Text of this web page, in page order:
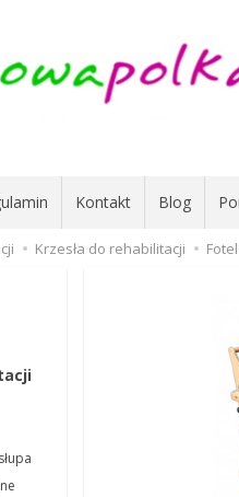
Kontakt Blog
Krzesła do rehabilitacji